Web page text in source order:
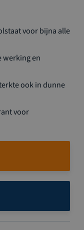
voor bijna alle
werking en
ook in dunne
voor